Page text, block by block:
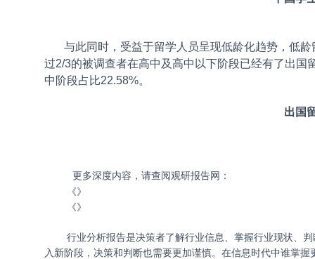
与此同时，受益于留学人员呈现低龄化趋势，低龄
过2/3的被调查者在高中及高中以下阶段已经有了出
中阶段占比22.58%。
出国
更多深度内容，请查阅观研报告网：
《》
《》
行业分析报告是决策者了解行业信息、掌握行业现状、判
入新阶段，决策和判断也需要更加谨慎。在信息时代中谁掌